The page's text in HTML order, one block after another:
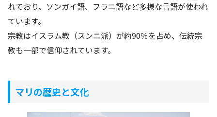
れており、ソンガイ語、フラニ語など多様な言語が使われ
ています。
宗教はイスラム教（スンニ派）が約90％を占め、伝統宗
教も一部で信仰されています。
マリの歴史と文化